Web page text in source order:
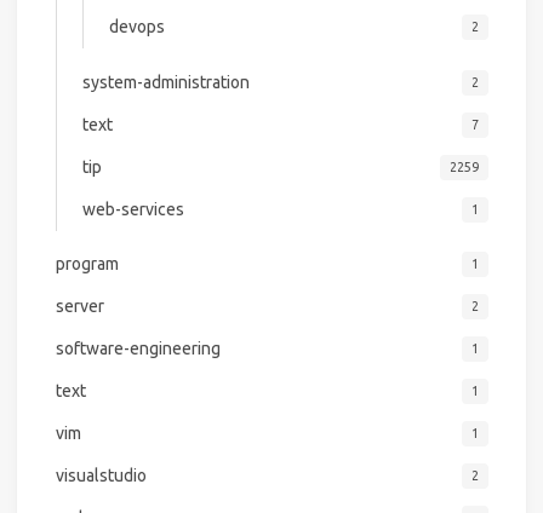
devops 2
system-administration 2
text 7
tip 2259
web-services 1
program 1
server 2
software-engineering 1
text 1
vim 1
visualstudio 2